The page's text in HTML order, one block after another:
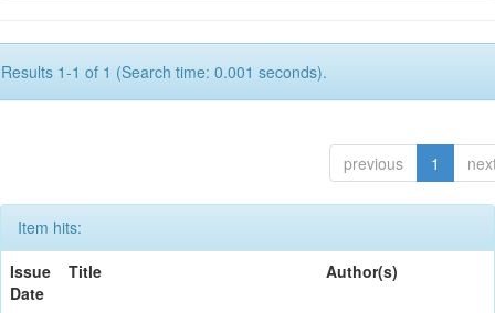
Results 1-1 of 1 (Search time: 0.001 seconds).
previous 1
Item hits:
Issue
Date
Title Author(s)